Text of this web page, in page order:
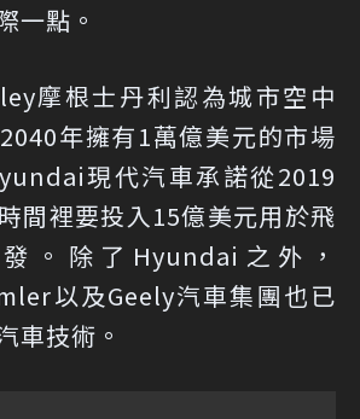
一點。
摩根士丹利認為城市空中
年擁有1萬億美元的市場
現代汽車承諾從2019
間裡要投入15億美元用於飛
。除了Hyundai之外，
以及Geely汽車集團也已
車技術。